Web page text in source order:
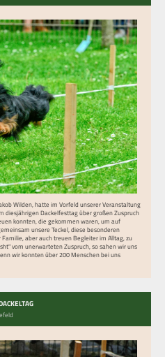
Wilden, hatte im Vorfeld unserer Veranstaltung
diesjährigen Dackelfesttag über großen Zuspruch
konnten, die gekommen waren, um auf
unsere Teckel, diese besonderen
aber auch treuen Begleiter im Alltag, zu
vom unerwarteten Zuspruch, so sahen wir uns
wir konnten über 200 Menschen bei uns